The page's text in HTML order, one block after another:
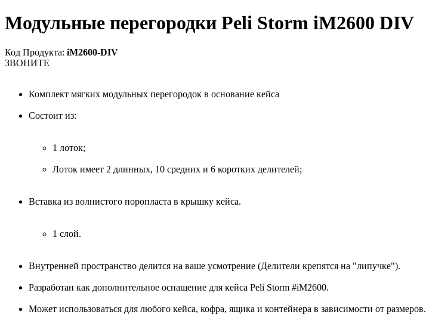
Модульные перегородки Peli Storm iM2600 DIV
Код Продукта: iM2600-DIV
ЗВОНИТЕ
Комплект мягких модульных перегородок в основание кейса
Состоит из:
1 лоток;
Лоток имеет 2 длинных, 10 средних и 6 коротких делителей;
Вставка из волнистого поропласта в крышку кейса.
1 слой.
Внутренней пространство делится на ваше усмотрение (Делители крепятся на "липучке").
Разработан как дополнительное оснащение для кейса Peli Storm #iM2600.
Может использоваться для любого кейса, кофра, ящика и контейнера в зависимости от размеров.